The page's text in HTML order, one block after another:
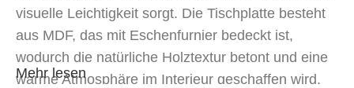
visuelle Leichtigkeit sorgt. Die Tischplatte besteht
aus MDF, das mit Eschenfurnier bedeckt ist,
wodurch die natürliche Holztextur betont und eine
warme Atmosphäre im Interieur geschaffen wird.
Mehr lesen